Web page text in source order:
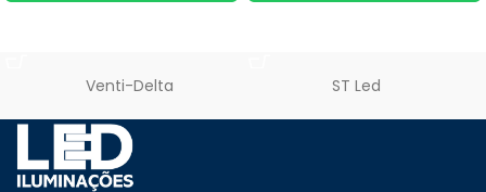
Venti-Delta ST Led